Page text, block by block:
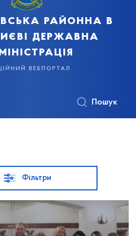
районна в
державна
вебпортал
Пошук
Фільтри